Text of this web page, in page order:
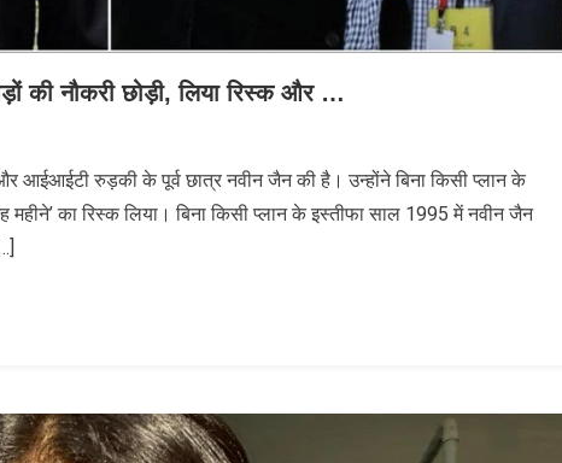
की नौकरी छोड़ी, लिया रिस्‍क और …
आईआईटी रुड़की के पूर्व छात्र नवीन जैन की है। उन्‍होंने बिना किसी प्‍लान के
महीने’ का रिस्क लिया। बिना किसी प्लान के इस्तीफा साल 1995 में नवीन जैन